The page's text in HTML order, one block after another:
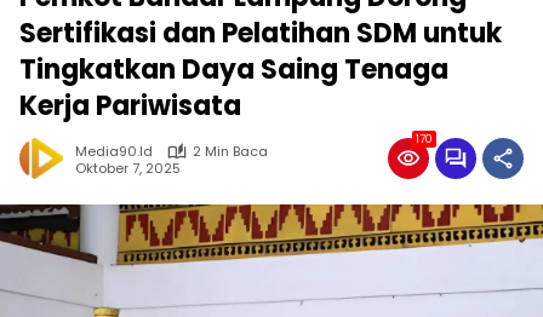
Sertifikasi dan Pelatihan SDM untuk
Tingkatkan Daya Saing Tenaga
Kerja Pariwisata
Media90.id
2 Min Baca
Oktober 7, 2025
170